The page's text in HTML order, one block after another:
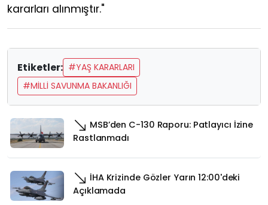
kararları alınmıştır."
Etiketler: #YAŞ KARARLARI
#MİLLİ SAVUNMA BAKANLIĞI
MSB’den C-130 Raporu: Patlayıcı İzine
Rastlanmadı
İHA Krizinde Gözler Yarın 12:00'deki
Açıklamada